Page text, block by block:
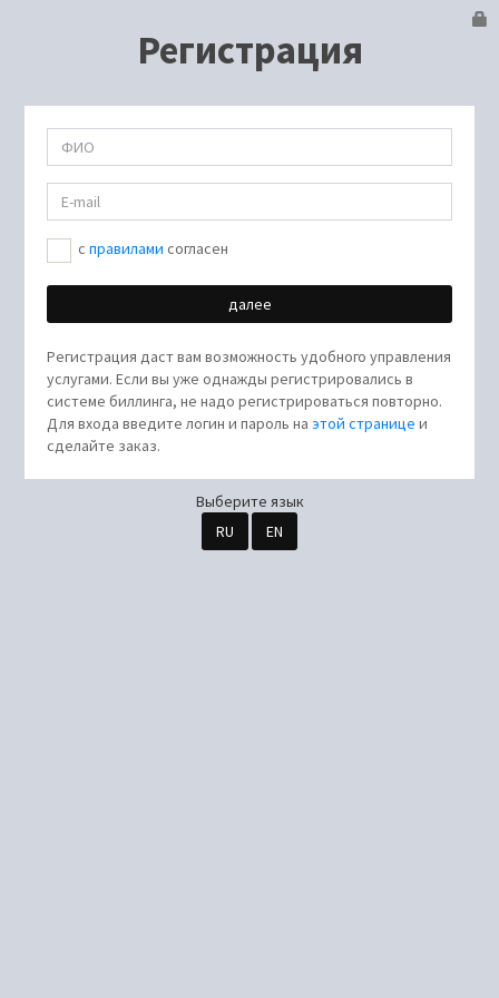
Регистрация
cправилами согласен
Регистрация даст вам возможность удобного управления
услугами. Если вы уже однажды регистрировались в
системе биллинга, не надо регистрироваться повторно.
Для входа введите логин и пароль на этой странице и
сделайте заказ.
Выберите язык